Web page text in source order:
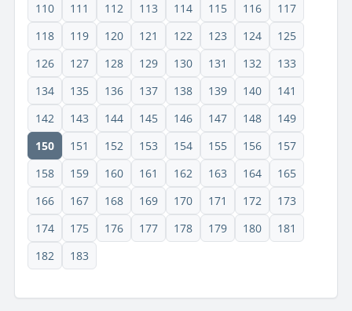
110
111 112 113 114 115 116
117
118
119 120 121 122 123 124
125
126
127 128 129 130 131 132
133
134
135 136 137 138 139 140
141
142
143 144 145 146 147 148
149
150
151 152 153 154 155 156
157
158
159 160 161 162 163 164
165
166
167 168 169 170 171 172
173
174
175 176 177 178 179 180
181
182
183